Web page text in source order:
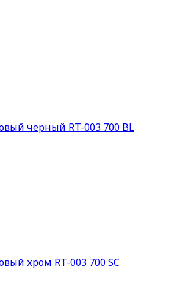
черный RT-003 700 BL
хром RT-003 700 SC